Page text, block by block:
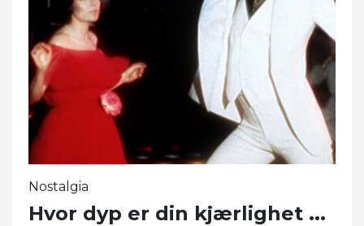
Nostalgia
Hvor dyp er din kjærlighet ...